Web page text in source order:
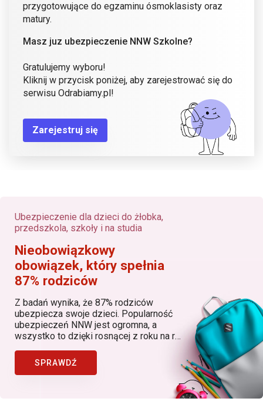
przygotowujące do egzaminu ósmoklasisty oraz
matury.
Masz juz ubezpieczenie NNW Szkolne?
Gratulujemy wyboru!
Kliknij w przycisk poniżej, aby zarejestrować się do
serwisu Odrabiamy.pl!
Zarejestruj się
Ubezpieczenie dla dzieci do żłobka,
przedszkola, szkoły i na studia
Nieobowiązkowy
obowiązek, który spełnia
87% rodziców
Z badań wynika, że 87% rodziców
ubezpiecza swoje dzieci. Popularność
ubezpieczeń NNW jest ogromna, a
wszystko to dzięki rosnącej z roku na rok
produktów, w których znaczącą rolę
odgrywa Bezpieczny.pl (Generali Polska)
SPRAWDŹ